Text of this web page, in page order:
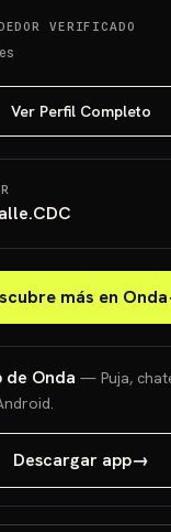
VERIFICADO
Ver Perfil Completo
más en Onda
de Onda — Puja,
Descargar app→